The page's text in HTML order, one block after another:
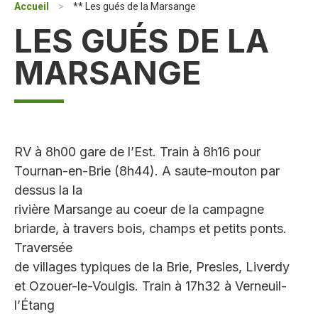
Accueil > ** Les gués de la Marsange
LES GUÉS DE LA
MARSANGE
RV à 8h00 gare de l’Est. Train à 8h16 pour
Tournan-en-Brie (8h44). A saute-mouton par
dessus la la
rivière Marsange au coeur de la campagne
briarde, à travers bois, champs et petits ponts.
Traversée
de villages typiques de la Brie, Presles, Liverdy
et Ozouer-le-Voulgis. Train à 17h32 à Verneuil-
l’Étang